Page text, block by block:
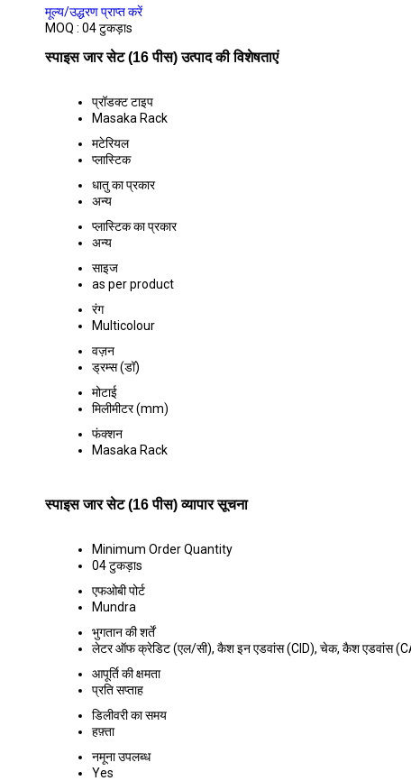
मूल्य/उद्धरण प्राप्त करें
MOQ : 04 टुकड़ाs
स्पाइस जार सेट (16 पीस) उत्पाद की विशेषताएं
प्रॉडक्ट टाइप
Masaka Rack
मटेरियल
प्लास्टिक
धातु का प्रकार
अन्य
प्लास्टिक का प्रकार
अन्य
साइज
as per product
रंग
Multicolour
वज़न
ड्रम्स (डॉ)
मोटाई
मिलीमीटर (mm)
फंक्शन
Masaka Rack
स्पाइस जार सेट (16 पीस) व्यापार सूचना
Minimum Order Quantity
04 टुकड़ाs
एफओबी पोर्ट
Mundra
भुगतान की शर्तें
लेटर ऑफ क्रेडिट (एल/सी), कैश इन एडवांस (CID), चेक, कैश एडवांस
आपूर्ति की क्षमता
प्रति सप्ताह
डिलीवरी का समय
हफ़्ता
नमूना उपलब्ध
Yes